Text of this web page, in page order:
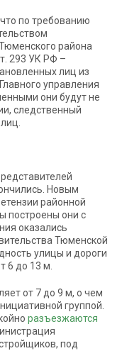
по требованию
района
293 УК РФ –
лиц из
управления
они будут не
следственный
Новым
районной
построены они с
оказались
Тюменской
улицы и дороги
6 до 13 м.
от 7 до 9 м, о чем
группой.
разъезжаются
под